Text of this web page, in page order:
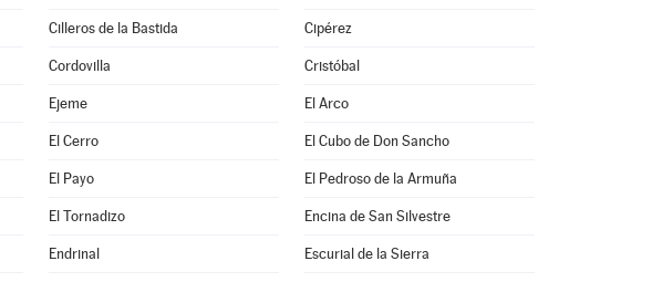
Cilleros de la Bastida Cipérez
Cordovilla Cristóbal
Ejeme El Arco
El Cerro El Cubo de Don Sancho
El Payo El Pedroso de la Armuña
El Tornadizo Encina de San Silvestre
Endrinal Escurial de la Sierra